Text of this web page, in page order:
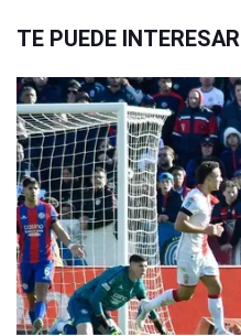
TE PUEDE INTERESAR